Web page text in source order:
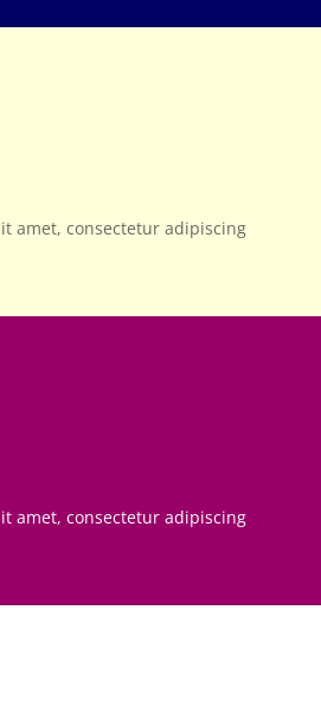
amet, consectetur adipiscing
amet, consectetur adipiscing